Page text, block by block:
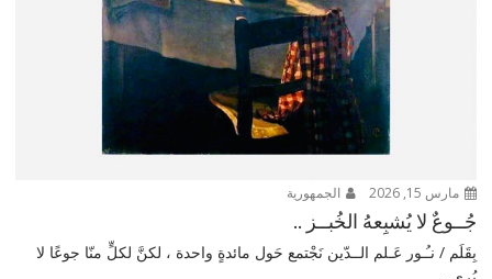
مارس 15, 2026 الجمهورية
جُــوعٌ لا يُشبِعهُ الخُبــز ..
بِقَلَم / نـُـور عَـلم الــدّين نَجْتمع حَول مائدةٍ واحدة ، لكنَّ لكلٍّ منّا جوعًا لا